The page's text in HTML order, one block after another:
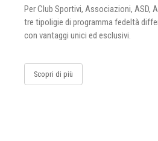
Per Club Sportivi, Associazioni, ASD,
tre tipoligie di programma fedeltà
con vantaggi unici ed esclusivi.
Scopri di più